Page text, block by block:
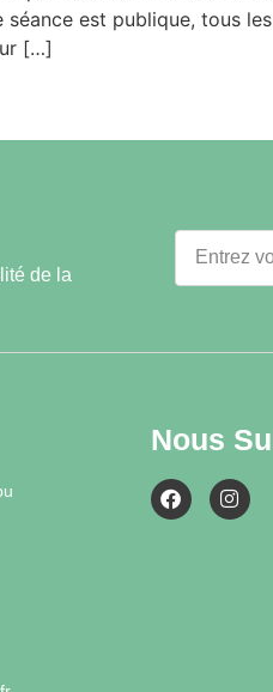
séance est publique, tous
[…]
de la
Nous